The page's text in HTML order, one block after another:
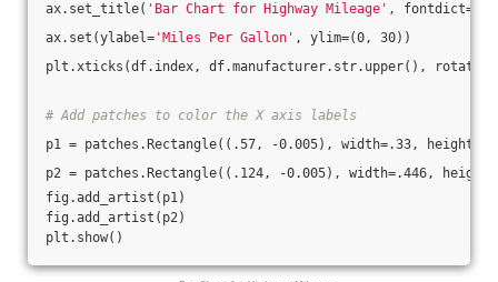
ax.set_title( 'Bar Chart for Highway Mileage' , fontdict={
ax.set(ylabel= 'Miles Per Gallon' , ylim=(0, 30))
plt.xticks(df.index, df.manufacturer.str.upper(),
# Add patches to color the X axis labels
p1 = patches.Rectangle((.57, -0.005), width=.33,
p2 = patches.Rectangle((.124, -0.005), width=.446,
fig.add_artist(p1)
fig.add_artist(p2)
plt.show()